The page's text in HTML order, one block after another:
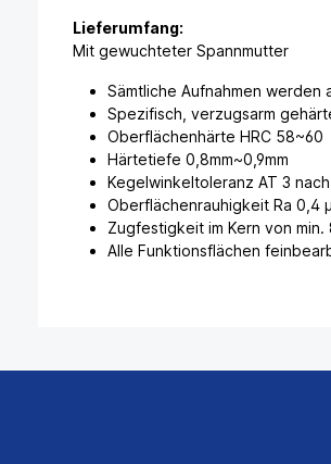
Lieferumfang:
Mit gewuchteter Spannmutter
Sämtliche Aufnahmen
Spezifisch, verzugsarm
Oberflächenhärte HRC 58~60
Härtetiefe 0,8mm~0,9mm
Kegelwinkeltoleranz AT 3
Oberflächenrauhigkeit Ra 0,4
Zugfestigkeit im Kern von min.
Alle Funktionsflächen